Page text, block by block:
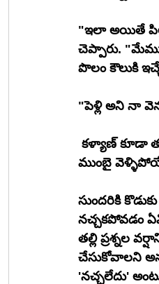
"ఇలా అయితే
చెప్పారు.
పొలం కౌలుకి
"పెళ్లి అని నా
కళ్యాణ్ కూడా
ముంబై
సుందరికి
నచ్చకపోవడం
తల్లి ప్రశ్నల
చేసుకోవాలని
'నచ్చలేదు'